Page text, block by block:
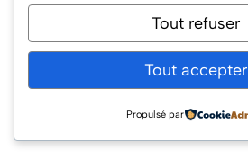
Formations cpf avec un
macbook offert : Arnaque
Tout refuser
Tout accepter
Propulsé par